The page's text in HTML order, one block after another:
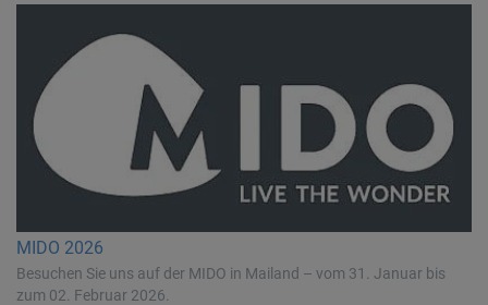
MIDO 2026
Besuchen Sie uns auf der MIDO in Mailand – vom 31. Januar bis
zum 02. Februar 2026.